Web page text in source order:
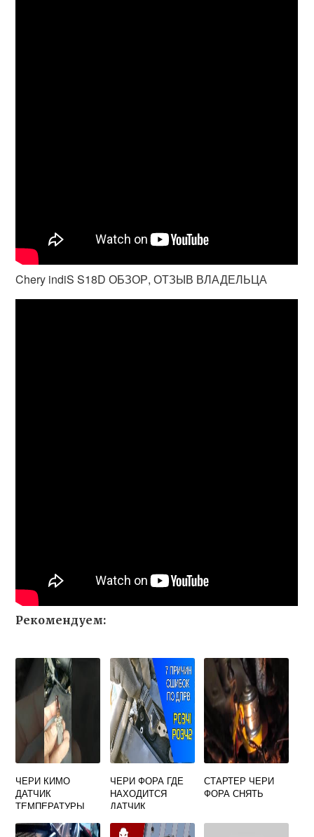
Chery indiS S18D ОБЗОР, ОТЗЫВ ВЛАДЕЛЬЦА
Рекомендуем:
ЧЕРИ КИМО
ДАТЧИК
ТЕМПЕРАТУРЫ
ЧЕРИ ФОРА ГДЕ
НАХОДИТСЯ
ДАТЧИК
СТАРТЕР ЧЕРИ
ФОРА СНЯТЬ